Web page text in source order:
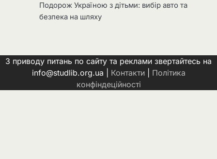
Подорож Україною з дітьми: вибір авто та
безпека на шляху
З приводу питань по сайту та реклами звертайтесь на
info@studlib.org.ua | Контакти| Політика
конфіндеційності